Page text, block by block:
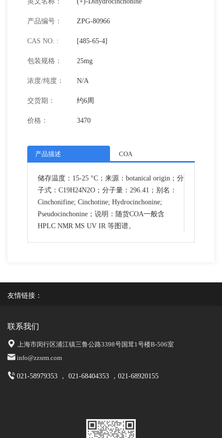
产品编号： ZPG-80966
CAS NO. : [485-65-4]
包装规格： 25mg
浓度/纯度： N/A
交货期： 约6周
价格： 3470
产品描述 COA
储存温度：15-25 °C；来源：botanical origin；分
子式：C19H24N2O；分子量：296.41；别名：
Cinchonifine; Cinchotine; Hydrocinchonine;
Pseudocinchonine；说明：随货COA一般含
HPLC NMR MS UV IR 等图谱。
友情链接：
联系我们
上海市闵行区浦江镇三鲁公路3398号国茸1号楼B-506室
info@zzsrm.com
021-58979353 ， 021-68404353 ，021-68920155